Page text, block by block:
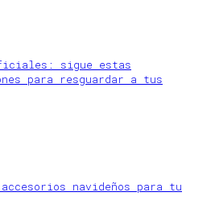
sigue estas
para resguardar a tus
accesorios navideños para tu